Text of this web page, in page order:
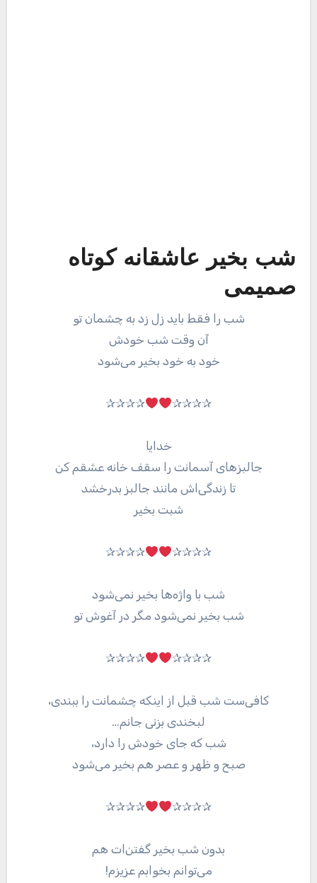
شب بخیر عاشقانه کوتاه
صمیمی
شب را فقط باید زل زد به چشمان تو
آن وقت شب خودش
خود به خود بخیر می‌شود
✰✰✰✰
✰✰✰✰
خدایا
جالبز‌هاى آسمانت را سقف خانه عشقم کن
تا زندگی‌اش مانند جالبز بدرخشد
شبت بخیر
✰✰✰✰
✰✰✰✰
شب با واژه‌ها بخیر نمی‌شود
شب بخیر نمی‌شود مگر در آغوش تو
✰✰✰✰
✰✰✰✰
کافی‌ست شب قبل از اینکه چشمانت را ببندی،
لبخندی بزنی جانم…
شب که جای خودش را دارد،
صبح و ظهر و عصر هم بخیر می‌شود
✰✰✰✰
✰✰✰✰
بدون شب بخیر گفتن‌ات هم
می‌توانم بخوابم عزیزم!